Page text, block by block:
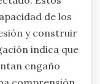
puede llevar
una